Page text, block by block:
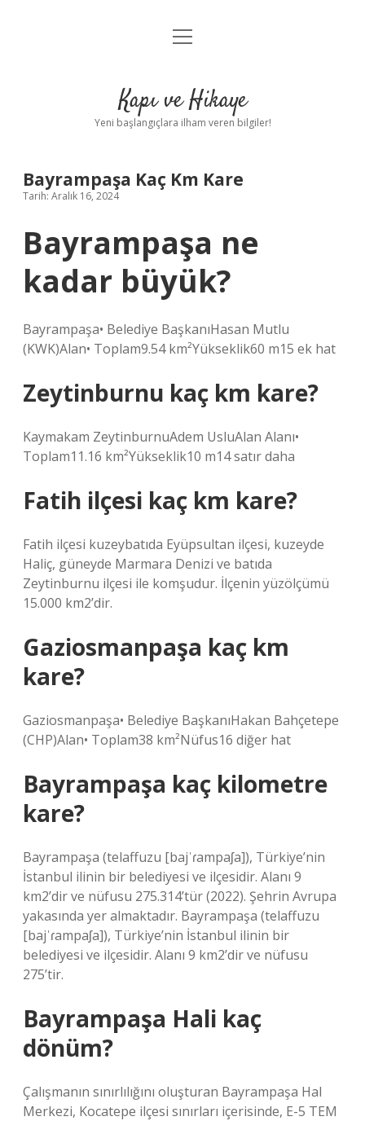
Anasayfa
Yasal Uyarı
menüyü
Kapı ve Hikaye
Yeni başlangıçlara ilham veren bilgiler!
Bayrampaşa Kaç Km Kare
Tarih: Aralık 16, 2024
Bayrampaşa ne
kadar büyük?
Bayrampaşa• Belediye BaşkanıHasan Mutlu
(KWK)Alan• Toplam9.54 km²Yükseklik60 m15 ek hat
Zeytinburnu kaç km kare?
Kaymakam ZeytinburnuAdem UsluAlan Alanı•
Toplam11.16 km²Yükseklik10 m14 satır daha
Fatih ilçesi kaç km kare?
Fatih ilçesi kuzeybatıda Eyüpsultan ilçesi, kuzeyde
Haliç, güneyde Marmara Denizi ve batıda
Zeytinburnu ilçesi ile komşudur. İlçenin yüzölçümü
15.000 km2’dir.
Gaziosmanpaşa kaç km
kare?
Gaziosmanpaşa• Belediye BaşkanıHakan Bahçetepe
(CHP)Alan• Toplam38 km²Nüfus16 diğer hat
Bayrampaşa kaç kilometre
kare?
Bayrampaşa (telaffuzu [bajˈɾampaʃa]), Türkiye’nin
İstanbul ilinin bir belediyesi ve ilçesidir. Alanı 9
km2’dir ve nüfusu 275.314’tür (2022). Şehrin Avrupa
yakasında yer almaktadır. Bayrampaşa (telaffuzu
[bajˈɾampaʃa]), Türkiye’nin İstanbul ilinin bir
belediyesi ve ilçesidir. Alanı 9 km2’dir ve nüfusu
275’tir.
Bayrampaşa Hali kaç
dönüm?
Çalışmanın sınırlılığını oluşturan Bayrampaşa Hal
Merkezi, Kocatepe ilçesi sınırları içerisinde, E-5 TEM